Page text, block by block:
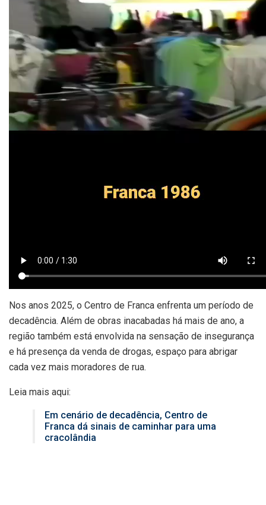
Nos anos 2025, o Centro de Franca enfrenta um período de
decadência. Além de obras inacabadas há mais de ano, a
região também está envolvida na sensação de insegurança
e há presença da venda de drogas, espaço para abrigar
cada vez mais moradores de rua.
Leia mais aqui:
Em cenário de decadência, Centro de
Franca dá sinais de caminhar para uma
cracolândia